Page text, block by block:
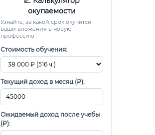
окупаемости
Узнайте, за какой срок окупятся
ваши вложения в новую
профессию
Стоимость обучения:
Текущий доход в месяц (₽):
Ожидаемый доход после учебы
(₽):